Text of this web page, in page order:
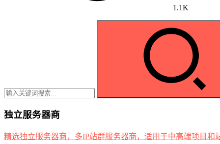
1.1K
独立服务器商
精选独立服务器商，多IP站群服务器商，适用于中高端项目和